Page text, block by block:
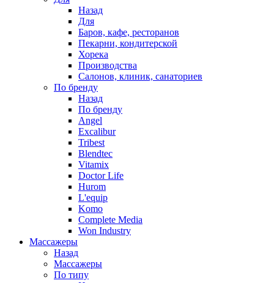
Назад
Для
Баров, кафе, ресторанов
Пекарни, кондитерской
Хорека
Производства
Салонов, клиник, санаториев
По бренду
Назад
По бренду
Angel
Excalibur
Tribest
Blendtec
Vitamix
Doctor Life
Hurom
L'equip
Komo
Complete Media
Won Industry
Массажеры
Назад
Массажеры
По типу